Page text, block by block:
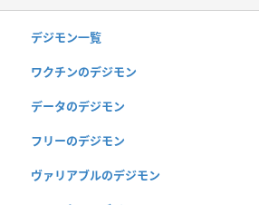
デジモン一覧
ワクチンのデジモン
データのデジモン
フリーのデジモン
ヴァリアブルのデジモン